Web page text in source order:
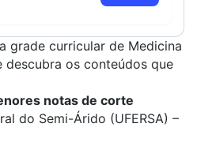
a grade curricular de Medicina
descubra os conteúdos que
notas de corte
do Semi-Árido (UFERSA) –